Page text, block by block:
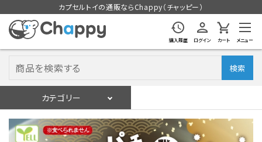
カプセルトイの通販ならChappy（チャッピー）
購入履歴 ログイン カート メニュー
検索
カテゴリー
ログイン 会員登録